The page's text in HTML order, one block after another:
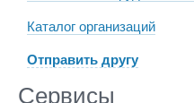
Каталог организаций
Отправить другу
Сервисы